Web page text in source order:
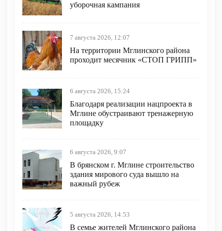
уборочная кампания
7 августа 2026, 12:07
На территории Мглинского района
проходит месячник «СТОП ГРИПП»
6 августа 2026, 15:24
Благодаря реализации нацпроекта в
Мглине обустраивают тренажерную
площадку
6 августа 2026, 9:07
В брянском г. Мглине строительство
здания мирового суда вышло на
важный рубеж
5 августа 2026, 14:53
В семье жителей Мглинского района